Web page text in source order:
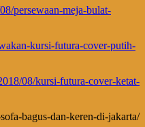
persewaan-meja-bulat-
kursi-futura-cover-putih-
08/kursi-futura-cover-ketat-
bagus-dan-keren-di-jakarta/